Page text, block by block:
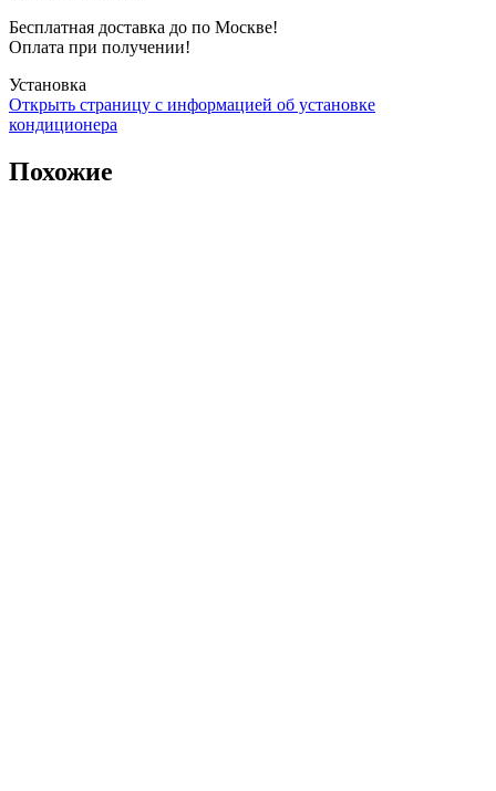
Бесплатная доставка до по Москве!
Оплата при получении!
Установка
Открыть страницу с информацией об установке
кондиционера
Похожие